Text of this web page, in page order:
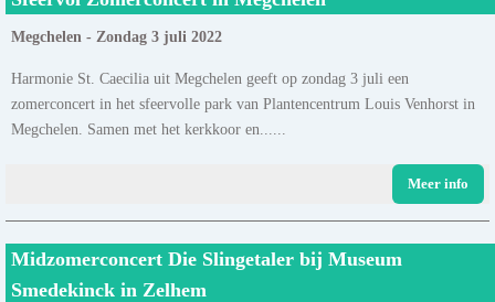
Megchelen - Zondag 3 juli 2022
Harmonie St. Caecilia uit Megchelen geeft op zondag 3 juli een
zomerconcert in het sfeervolle park van Plantencentrum Louis Venhorst in
Megchelen. Samen met het kerkkoor en......
Meer info
Midzomerconcert Die Slingetaler bij Museum
Smedekinck in Zelhem